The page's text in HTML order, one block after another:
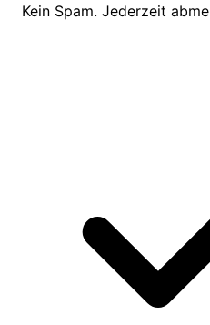
Kein Spam. Jederzeit